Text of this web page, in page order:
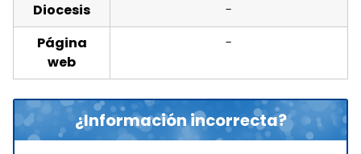
Diocesis
-
Página
web
-
¿Información incorrecta?